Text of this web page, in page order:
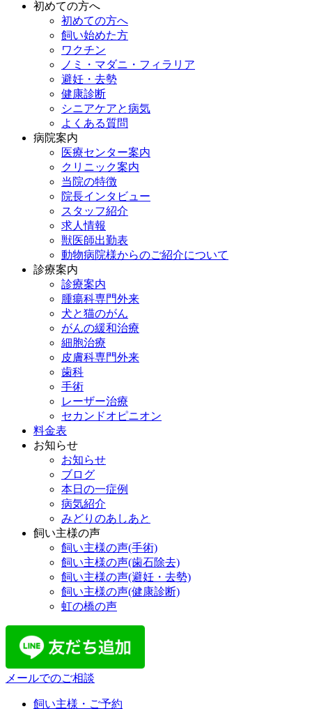
初めての方へ
初めての方へ
飼い始めた方
ワクチン
ノミ・マダニ・フィラリア
避妊・去勢
健康診断
シニアケアと病気
よくある質問
病院案内
医療センター案内
クリニック案内
当院の特徴
院長インタビュー
スタッフ紹介
求人情報
獣医師出勤表
動物病院様からのご紹介について
診療案内
診療案内
腫瘍科専門外来
犬と猫のがん
がんの緩和治療
細胞治療
皮膚科専門外来
歯科
手術
レーザー治療
セカンドオピニオン
料金表
お知らせ
お知らせ
ブログ
本日の一症例
病気紹介
みどりのあしあと
飼い主様の声
飼い主様の声(手術)
飼い主様の声(歯石除去)
飼い主様の声(避妊・去勢)
飼い主様の声(健康診断)
虹の橋の声
メールでのご相談
飼い主様・ご予約